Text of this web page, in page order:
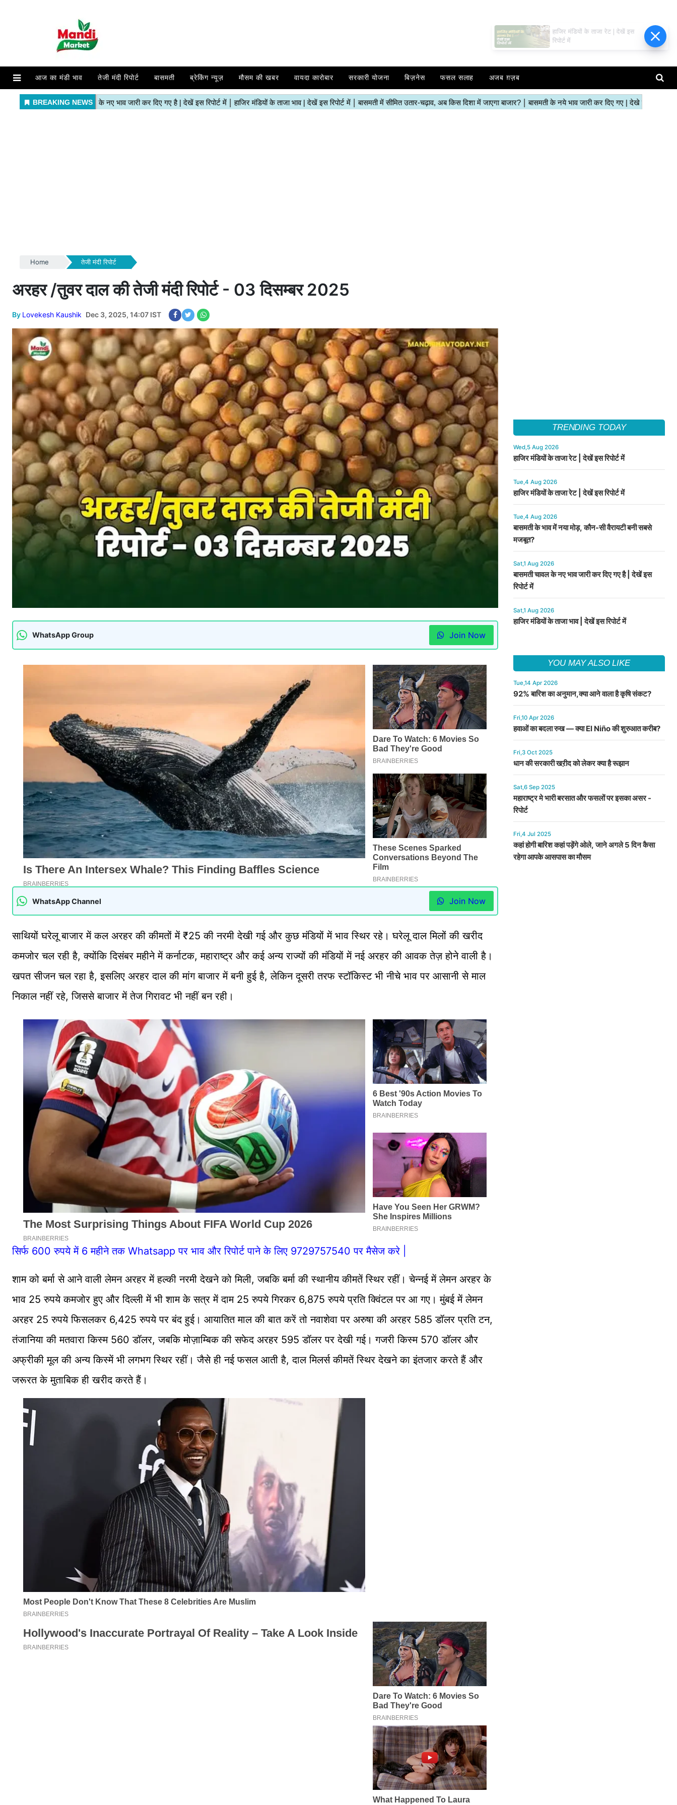
आज का मंडी भाव तेजी मंदी रिपोर्ट बासमती ब्रेकिंग न्यूज़ मौसम की खबर वायदा कारोबार सरकारी योजना बिज़नेस फसल सलाह अजब ग़ज़ब
Home तेजी मंदी रिपोर्ट
अरहर /तुवर दाल की तेजी मंदी रिपोर्ट - 03 दिसम्बर 2025
By Lovekesh Kaushik Dec 3, 2025, 14:07 IST
WhatsApp Group Join Now
WhatsApp Channel Join Now
साथियों घरेलू बाजार में कल अरहर की कीमतों में ₹25 की नरमी देखी गई और कुछ मंडियों में भाव स्थिर रहे। घरेलू दाल मिलों की खरीद
कमजोर चल रही है, क्योंकि दिसंबर महीने में कर्नाटक, महाराष्ट्र और कई अन्य राज्यों की मंडियों में नई अरहर की आवक तेज़ होने वाली है।
खपत सीजन चल रहा है, इसलिए अरहर दाल की मांग बाजार में बनी हुई है, लेकिन दूसरी तरफ स्टॉकिस्ट भी नीचे भाव पर आसानी से माल
निकाल नहीं रहे, जिससे बाजार में तेज गिरावट भी नहीं बन रही।
सिर्फ 600 रुपये में 6 महीने तक Whatsapp पर भाव और रिपोर्ट पाने के लिए 9729757540 पर मैसेज करे |
शाम को बर्मा से आने वाली लेमन अरहर में हल्की नरमी देखने को मिली, जबकि बर्मा की स्थानीय कीमतें स्थिर रहीं। चेन्नई में लेमन अरहर के
भाव 25 रुपये कमजोर हुए और दिल्ली में भी शाम के सत्र में दाम 25 रुपये गिरकर 6,875 रुपये प्रति क्विंटल पर आ गए। मुंबई में लेमन
अरहर 25 रुपये फिसलकर 6,425 रुपये पर बंद हुई। आयातित माल की बात करें तो नवाशेवा पर अरुषा की अरहर 585 डॉलर प्रति टन,
तंजानिया की मतवारा किस्म 560 डॉलर, जबकि मोज़ाम्बिक की सफेद अरहर 595 डॉलर पर देखी गई। गजरी किस्म 570 डॉलर और
अफ्रीकी मूल की अन्य किस्में भी लगभग स्थिर रहीं। जैसे ही नई फसल आती है, दाल मिलर्स कीमतें स्थिर देखने का इंतजार करते हैं और
जरूरत के मुताबिक ही खरीद करते हैं।
TRENDING TODAY
Wed,5 Aug 2026
हाजिर मंडियों के ताजा रेट | देखें इस रिपोर्ट में
Tue,4 Aug 2026
हाजिर मंडियों के ताजा रेट | देखें इस रिपोर्ट में
Tue,4 Aug 2026
बासमती के भाव में नया मोड़, कौन-सी वैरायटी बनी सबसे
मजबूत?
Sat,1 Aug 2026
बासमती चावल के नए भाव जारी कर दिए गए है | देखें इस
रिपोर्ट में
Sat,1 Aug 2026
हाजिर मंडियों के ताजा भाव | देखें इस रिपोर्ट में
YOU MAY ALSO LIKE
Tue,14 Apr 2026
92% बारिश का अनुमान,क्या आने वाला है कृषि संकट?
Fri,10 Apr 2026
हवाओं का बदला रुख — क्या El Niño की शुरुआत करीब?
Fri,3 Oct 2025
धान की सरकारी खऱीद को लेकर क्या है रूझान
Sat,6 Sep 2025
महाराष्ट्र मे भारी बरसात और फसलों पर इसका असर -
रिपोर्ट
Fri,4 Jul 2025
कहां होगी बारिश कहां पड़ेंगे ओले, जाने अगले 5 दिन कैसा
रहेगा आपके आसपास का मौसम
हाजिर मंडियों के ताजा रेट | देखें इस
रिपोर्ट में